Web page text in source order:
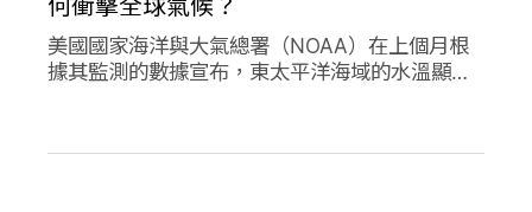
美國國家海洋與大氣總署（NOAA）在上個月根
據其監測的數據宣布，東太平洋海域的水溫顯著
來更高水溫的「超級聖嬰現象」，屆時有可能打